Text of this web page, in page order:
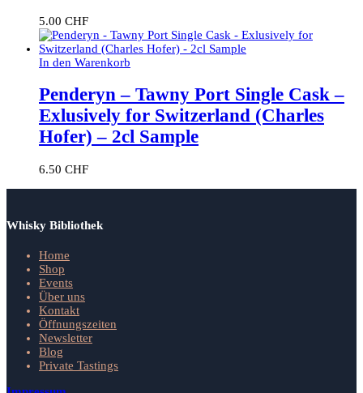
5.00 CHF
In den Warenkorb
Penderyn – Tawny Port Single Cask –
Exlusively for Switzerland (Charles
Hofer) – 2cl Sample
6.50 CHF
Whisky Bibliothek
Home
Shop
Events
Über uns
Kontakt
Öffnungszeiten
Newsletter
Blog
Private Tastings